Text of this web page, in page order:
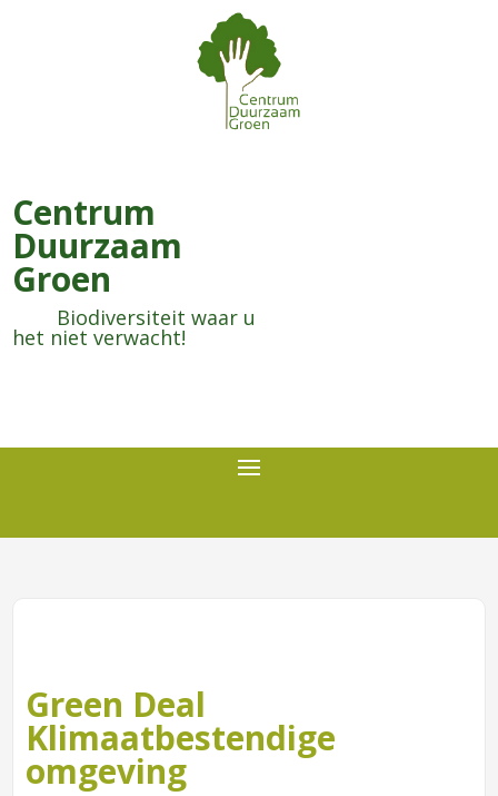
Centrum
Duurzaam
Groen
Biodiversiteit waar u
het niet verwacht!
Green Deal
Klimaatbestendige
omgeving